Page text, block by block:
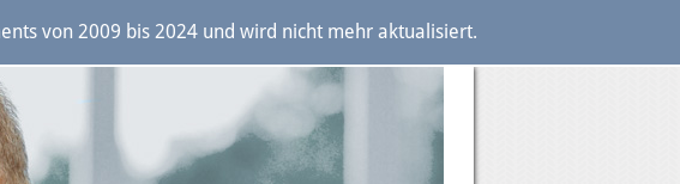
von 2009 bis 2024 und wird nicht mehr aktualisiert.